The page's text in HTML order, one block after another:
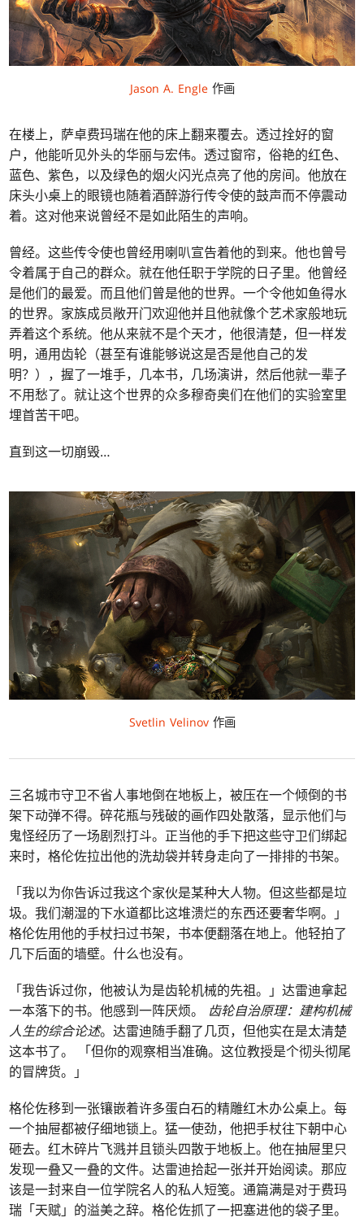
Jason A. Engle 作画
在楼上，萨卓费玛瑞在他的床上翻来覆去。透过拴好的窗
户，他能听见外头的华丽与宏伟。透过窗帘，俗艳的红色、
蓝色、紫色，以及绿色的烟火闪光点亮了他的房间。他放在
床头小桌上的眼镜也随着酒醉游行传令使的鼓声而不停震动
着。这对他来说曾经不是如此陌生的声响。
曾经。这些传令使也曾经用喇叭宣告着他的到来。他也曾号
令着属于自己的群众。就在他任职于学院的日子里。他曾经
是他们的最爱。而且他们曾是他的世界。一个令他如鱼得水
的世界。家族成员敞开门欢迎他并且他就像个艺术家般地玩
弄着这个系统。他从来就不是个天才，他很清楚，但一样发
明，通用齿轮（甚至有谁能够说这是否是他自己的发
明？），握了一堆手，几本书，几场演讲，然后他就一辈子
不用愁了。就让这个世界的众多穆奇奥们在他们的实验室里
埋首苦干吧。
直到这一切崩毁…
Svetlin Velinov作画
三名城市守卫不省人事地倒在地板上，被压在一个倾倒的书
架下动弹不得。碎花瓶与残破的画作四处散落，显示他们与
鬼怪经历了一场剧烈打斗。正当他的手下把这些守卫们绑起
来时，格伦佐拉出他的洗劫袋并转身走向了一排排的书架。
「我以为你告诉过我这个家伙是某种大人物。但这些都是垃
圾。我们潮湿的下水道都比这堆溃烂的东西还要奢华啊。」
格伦佐用他的手杖扫过书架，书本便翻落在地上。他轻拍了
几下后面的墙壁。什么也没有。
「我告诉过你，他被认为是齿轮机械的先祖。」达雷迪拿起
一本落下的书。他感到一阵厌烦。 齿轮自治原理：建构机械
人生的综合论述。达雷迪随手翻了几页，但他实在是太清楚
这本书了。 「但你的观察相当准确。这位教授是个彻头彻尾
的冒牌货。」
格伦佐移到一张镶嵌着许多蛋白石的精雕红木办公桌上。每
一个抽屉都被仔细地锁上。猛一使劲，他把手杖往下朝中心
砸去。红木碎片飞溅并且锁头四散于地板上。他在抽屉里只
发现一叠又一叠的文件。达雷迪拾起一张并开始阅读。那应
该是一封来自一位学院名人的私人短笺。通篇满是对于费玛
瑞「天赋」的溢美之辞。格伦佐抓了一把塞进他的袋子里。